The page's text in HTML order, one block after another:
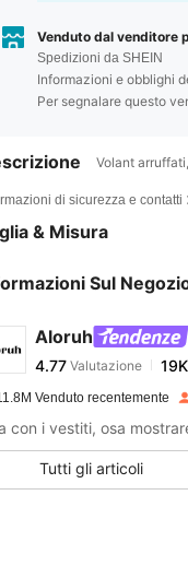
Venduto dal venditore
Spedizioni da SHEIN
Informazioni e obblighi
Per segnalare questo
Volant
di sicurezza e contatti
& Misura
Sul
Aloruh
4.77 19K
4.77Valutazione 19K
b***1pagato1
4.77
Venduto recentemente
con i vestiti, osa
Tutti gli articoli